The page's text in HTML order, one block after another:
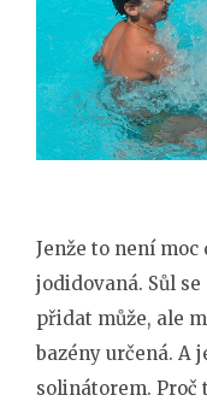
Jenže to není
jodidovaná. Sůl
přidat může, ale
bazény určená. A
solinátorem. Proč